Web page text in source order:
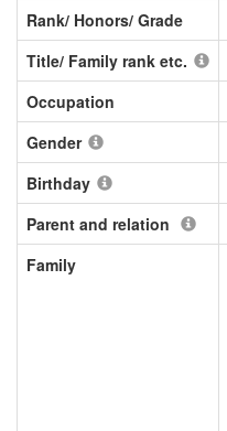
Rank/ Honors/ Grade
Title/ Family rank etc.
Occupation
Gender
Birthday
Parent and relation
Family